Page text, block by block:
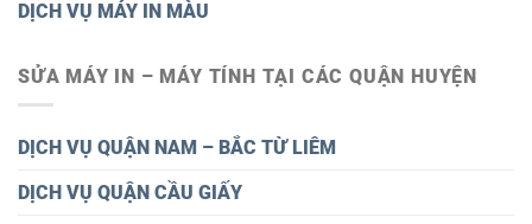
DỊCH VỤ MÁY IN MÀU
SỬA MÁY IN – MÁY TÍNH TẠI CÁC QUẬN HUYỆN
DỊCH VỤ QUẬN NAM – BẮC TỪ LIÊM
DỊCH VỤ QUẬN CẦU GIẤY